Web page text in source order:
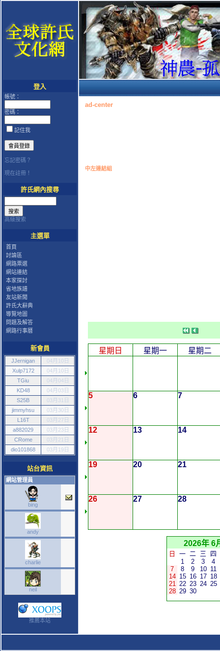
登入
帳號：
密碼：
記住我
忘記密碼？
現在註冊！
許氏網內搜尋
高級搜索
主選單
首頁
討論區
網路票選
網站連結
本家探討
省地族譜
友站新聞
許氏大辭典
導覽地圖
問題及解答
網路行事曆
新會員
JJernigan
04月10日
Xulp7172
04月10日
TGiu
04月04日
KD48
04月03日
S25B
03月31日
jimmyhsu
03月30日
L16T
03月27日
a882029
03月23日
CRome
03月21日
dio101868
03月19日
站台資訊
網站管理員
bing
andy
charlie
neil
推薦本站
ad-center
中左連結組
星期日 星期一 星期二
5 6 7
12 13 14
19 20 21
26 27 28
2026年 6
日 一 二 三
四
1
2 3
4
7
8 9 10 11
14 15 16 17 18
21 22 23 24 25
28 29 30